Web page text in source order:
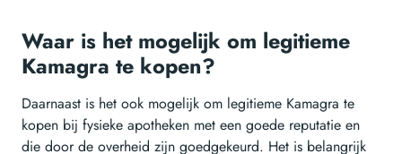
Waar is het mogelijk om legitieme
Kamagra te kopen?
Daarnaast is het ook mogelijk om legitieme Kamagra te
kopen bij fysieke apotheken met een goede reputatie en
die door de overheid zijn goedgekeurd. Het is belangrijk